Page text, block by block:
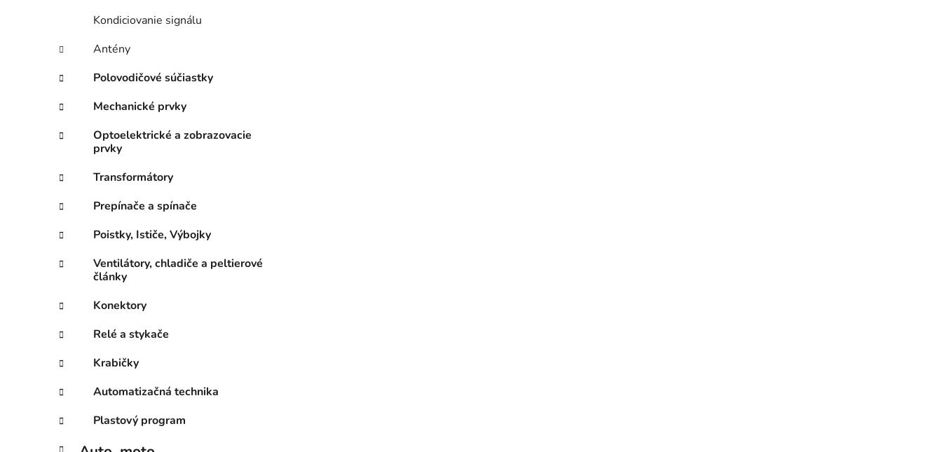
Kondiciovanie signálu
Antény
Polovodičové súčiastky
Mechanické prvky
Optoelektrické a zobrazovacie
prvky
Transformátory
Prepínače a spínače
Poistky, Ističe, Výbojky
Ventilátory, chladiče a peltierové
články
Konektory
Relé a stykače
Krabičky
Automatizačná technika
Plastový program